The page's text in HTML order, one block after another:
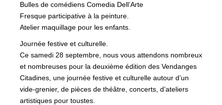
Bulles de comédiens Comedia Dell’Arte
Fresque participative à la peinture.
Atelier maquillage pour les enfants.
Journée festive et culturelle.
Ce samedi 28 septembre, nous vous attendons nombreux
et nombreuses pour la deuxième édition des Vendanges
Citadines, une journée festive et culturelle autour d’un
vide-grenier, de pièces de théâtre, concerts, d’ateliers
artistiques pour toustes.